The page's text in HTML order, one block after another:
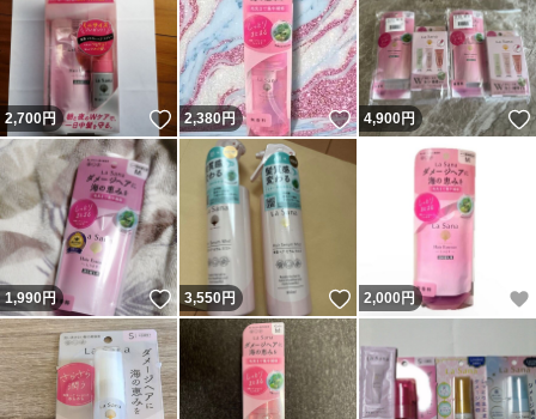
2,700円 いいね！
2,380円 いいね！
4,900円
1,990円 いいね！
3,550円 いいね！
2,000 円